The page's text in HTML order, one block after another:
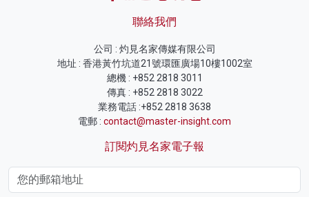
聯絡我們
公司 : 灼見名家傳媒有限公司
地址 : 香港黃竹坑道21號環匯廣場10樓1002室
總機 : +852 2818 3011
傳真 : +852 2818 3022
業務電話 :+852 2818 3638
電郵 : contact@master-insight.com
訂閱灼見名家電子報